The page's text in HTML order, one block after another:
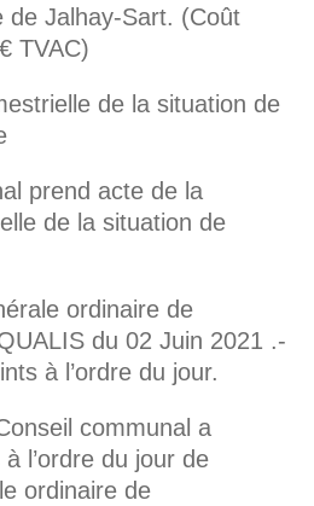
de Jalhay-Sart. (Coût
TVAC)
de la situation de
prend acte de la
de la situation de
ordinaire de
du 02 Juin 2021 .-
à l’ordre du jour.
communal a
l’ordre du jour de
ordinaire de